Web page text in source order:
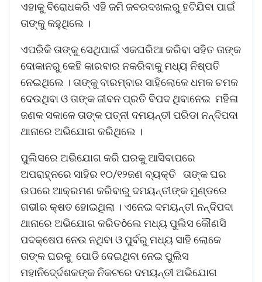
ଏହାକୁ ବିରୋଧକରି ଏହି ଜମି ଜବରଦଖଲରୁ ହଟିଯିବା ପାଇଁ
ତାଙ୍କୁ କହୁଥିଲେ ।
ଏପରିକି ତାଙ୍କୁ ସେଥିପାଇଁ ଏକଘରିଆ କରିବା ସହିତ ତାଙ୍କ
ଦୋକାନରୁ କେହି କାରବାର ନକରିବାକୁ ମଧ୍ୟ ନିଷ୍ପତି
ନେଇଥିଲେ । ତାଙ୍କୁ ବାରମ୍ବାର ସାହିଲୋକେ ଧମକ ଚମକ
ଦେଉଥିବା ଓ ତାଙ୍କ ଜୀବନ ପ୍ରତି ବିପଦ ଥିବାନେଇ ମହିଳା
ଜଣକ ସକାଳେ ତାଙ୍କ ପତ୍ନୀ ଦମୟନ୍ତୀ ପରିଡା ନନ୍ଦିପଦା
ଥାନାରେ ଅଭିଯୋଗ କରିଥିଲେ ।
ପୁଲିସରେ ଅଭିଯୋଗ କରି ଘରକୁ ଆସିବାପରେ
ଅପରାହ୍ନରେ ସାହିର ୧୦/୧୨ଜଣ ବ୍ୟକ୍ତି ତାଙ୍କ ଘର
ଉପରେ ଆକ୍ରମଣ କରିବାରୁ ଦମୟନ୍ତୀଙ୍କ ମୁଣ୍ଡରେ
ଗଭୀର କ୍ଷତ ହୋଇଥିଲା । ଏନେଇ ଦମୟନ୍ତୀ ନନ୍ଦିପଦା
ଥାନାରେ ଅଭିଯୋଗ କରିତôଲେ ମଧ୍ୟ ପୁଲିସ କୌଣସି
ପଦକ୍ଷେପ ନେଉ ନଥିବା ଓ ପୁର୍ବରୁ ମଧ୍ୟ ସାହି ଲୋକେ
ତାଙ୍କ ଘରକୁ ପୋଡି ଦେଇଥିବା ନେଇ ପୁଲିସ
ମହାନିଦେ୍ର୍ଦଶକଙ୍କ ନିକଟରେ ଦମୟନ୍ତୀ ଅଭିଯୋଗ